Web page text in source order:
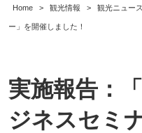
Home > 観光情報 > 観光ニュース
ー」を開催しました！
実施報告：
ジネスセミ